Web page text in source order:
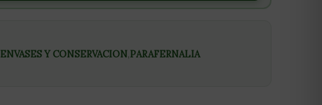
ENVASES Y CONSERVACION,PARAFERNALIA